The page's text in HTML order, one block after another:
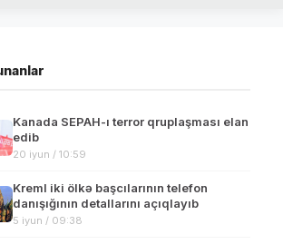
Kanada SEPAH-ı terror qruplaşması elan
edib
20 iyun / 10:59
Kreml iki ölkə başcılarının telefon
danışığının detallarını açıqlayıb
5 iyun / 09:38